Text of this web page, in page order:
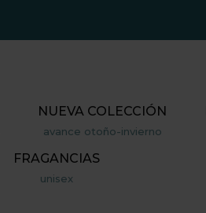
NUEVA COLECCIÓN
avance otoño-invierno
FRAGANCIAS
unisex